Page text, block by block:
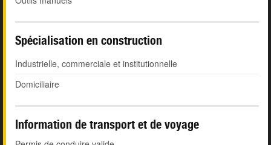
Spécialisation en construction
Industrielle, commerciale et institutionnelle
Domiciliaire
Information de transport et de voyage